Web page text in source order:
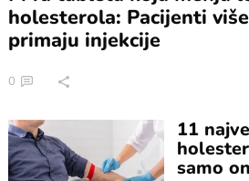
holesterola: Pacijenti
primaju injekcije
0
11
samo